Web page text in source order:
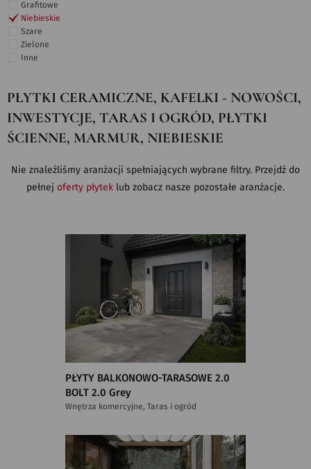
Grafitowe
Niebieskie
Szare
Zielone
Inne
PŁYTKI CERAMICZNE, KAFELKI - NOWOŚCI,
INWESTYCJE, TARAS I OGRÓD, PŁYTKI
ŚCIENNE, MARMUR, NIEBIESKIE
Nie znaleźliśmy aranżacji spełniających wybrane filtry. Przejdź do
pełnej oferty płytek lub zobacz nasze pozostałe aranżacje.
PŁYTY BALKONOWO-TARASOWE 2.0
BOLT 2.0 Grey
Wnętrza komercyjne, Taras i ogród